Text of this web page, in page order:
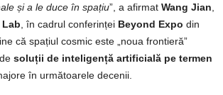
și a le duce în spațiu”, a afirmat Wang Jian
, în cadrul conferinței Beyond Expo din
că spațiul cosmic este „noua frontieră”
soluții de inteligență artificială pe termen
în următoarele decenii.